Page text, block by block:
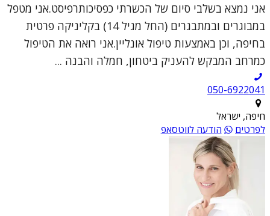
אני נמצא בשלבי סיום של הכשרתי כפסיכותרפיסט.אני מטפל
במבוגרים ובמתבגרים (החל מגיל 14) בקליניקה פרטית
בחיפה, וכן באמצעות טיפול אונליין.אני רואה את הטיפול
כמרחב המבקש להעניק ביטחון, חמלה והבנה ...
050-6922041
חיפה, ישראל
לפרטים
הודעה לווטסאפ